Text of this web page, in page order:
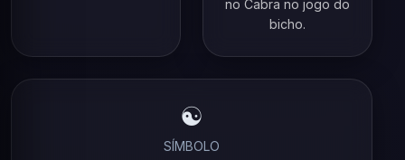
no Cabra no jogo do
bicho.
☯️
SÍMBOLO